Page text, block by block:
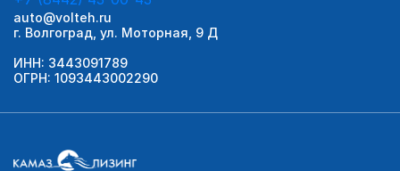
auto@volteh.ru
г. Волгоград, ул. Моторная, 9 Д
ИНН: 3443091789
ОГРН: 1093443002290